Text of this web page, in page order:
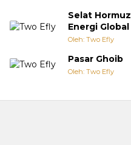
Selat
Energi Global
Oleh: Two Efly
Pasar Ghoib
Oleh: Two Efly